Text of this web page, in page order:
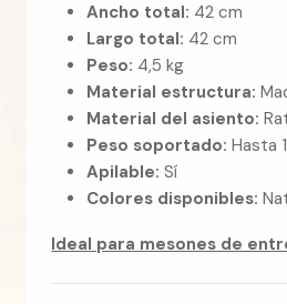
Ancho total: 42 cm
Largo total: 42 cm
Peso: 4,5 kg
Material estructura:
Material del asiento:
Peso soportado: Hasta
Apilable: Sí
Colores disponibles:
Ideal para mesones de